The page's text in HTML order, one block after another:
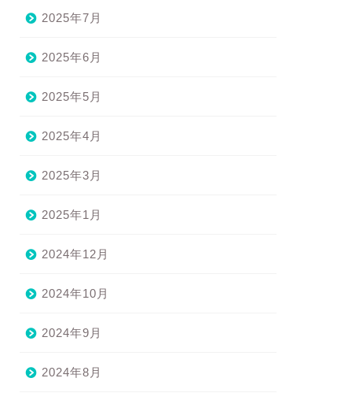
「リラックスできました」（お
2025年7月
2025年6月
2025年5月
2025年4月
2025年3月
2025年1月
2024年12月
2024年10月
2024年9月
2024年8月